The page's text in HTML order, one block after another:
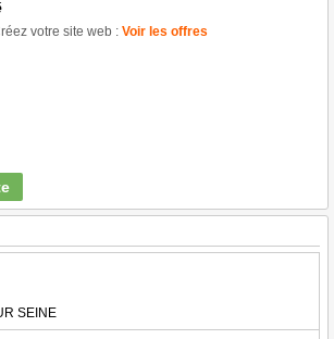
votre site web : Voir les offres
SEINE